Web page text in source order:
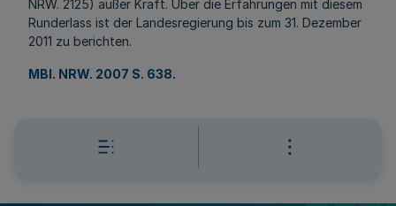
NRW. 2125) außer Kraft. Über die Erfahrungen mit diesem
Runderlass ist der Landesregierung bis zum 31. Dezember
2011 zu berichten.
MBl. NRW. 2007 S. 638.